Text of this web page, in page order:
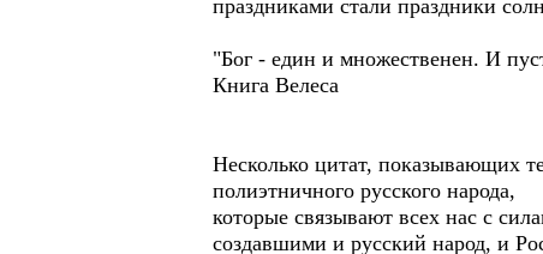
праздниками стали праздники
"Бог - един и множественен. И
Книга Велеса
Несколько цитат, показывающих
полиэтничного русского народа,
которые связывают всех нас с
создавшими и русский народ, и